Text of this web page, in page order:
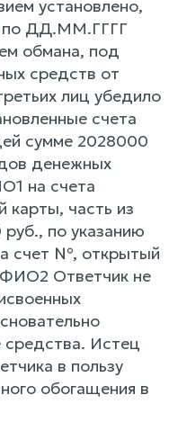
установлено,
по ДД.ММ.ГГГГ
обмана, под
средств от
лиц убедило
счета
сумме 2028000
денежных
на счета
карты, часть из
по указанию
счет №, открытый
Ответчик не
Истец
в пользу
обогащения в